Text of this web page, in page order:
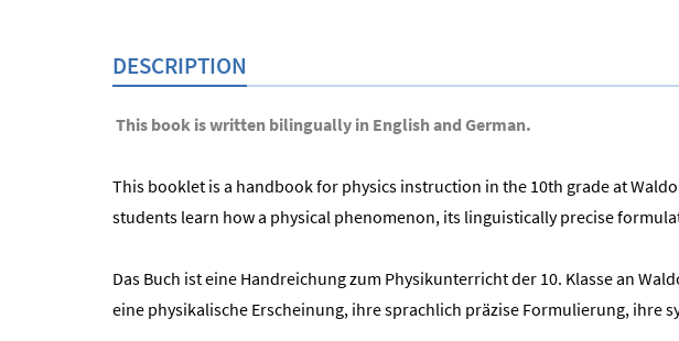
DESCRIPTION
This book is written bilingually in English and German.
This booklet is a handbook for physics instruction in the 10th grade at
students learn how a physical phenomenon, its linguistically precise
Das Buch ist eine Handreichung zum Physikunterricht der 10. Klasse an
eine physikalische Erscheinung, ihre sprachlich präzise Formulierung, ihre